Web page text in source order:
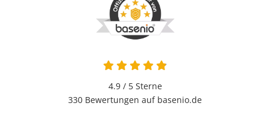
4.9 von 5
4.9 / 5Sterne
330 Bewertungen auf basenio.de